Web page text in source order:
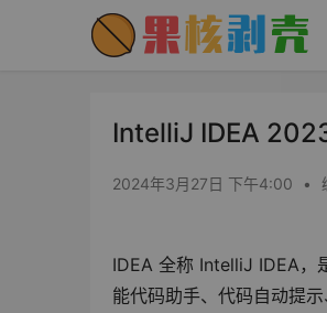
IntelliJ IDEA
2024年3月27日 下午4:00 •
IDEA 全称 IntelliJ IDEA，
能代码助手、代码自动提